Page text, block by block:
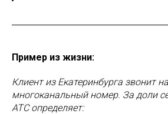
Пример из жизни:
Клиент из Екатеринбурга звонит
многоканальный номер. За доли
АТС определяет: